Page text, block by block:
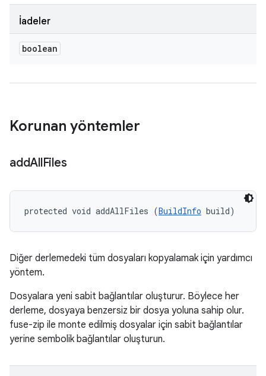
İadeler
boolean
Korunan yöntemler
addAllFiles
protected void addAllFiles (BuildInfo build)
Diğer derlemedeki tüm dosyaları kopyalamak için yardımcı
yöntem.
Dosyalara yeni sabit bağlantılar oluşturur. Böylece her
derleme, dosyaya benzersiz bir dosya yoluna sahip olur.
fuse-zip ile monte edilmiş dosyalar için sabit bağlantılar
yerine sembolik bağlantılar oluşturun.